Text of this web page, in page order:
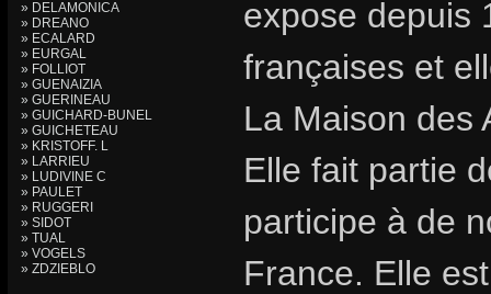
» DELAMONICA
» DREANO
» ECALARD
» EURGAL
» FOLLIOT
» GUENAIZIA
» GUERINEAU
» GUICHARD-BUNEL
» GUICHETEAU
» KRISTOFF. L
» LARRIEU
» LUDIVINE C
» PAULET
» RUGGERI
» SIDOT
» TUAL
» VOGELS
» ZDZIEBLO
expose depuis
françaises et
La Maison des
Elle fait partie
participe à de
France. Elle